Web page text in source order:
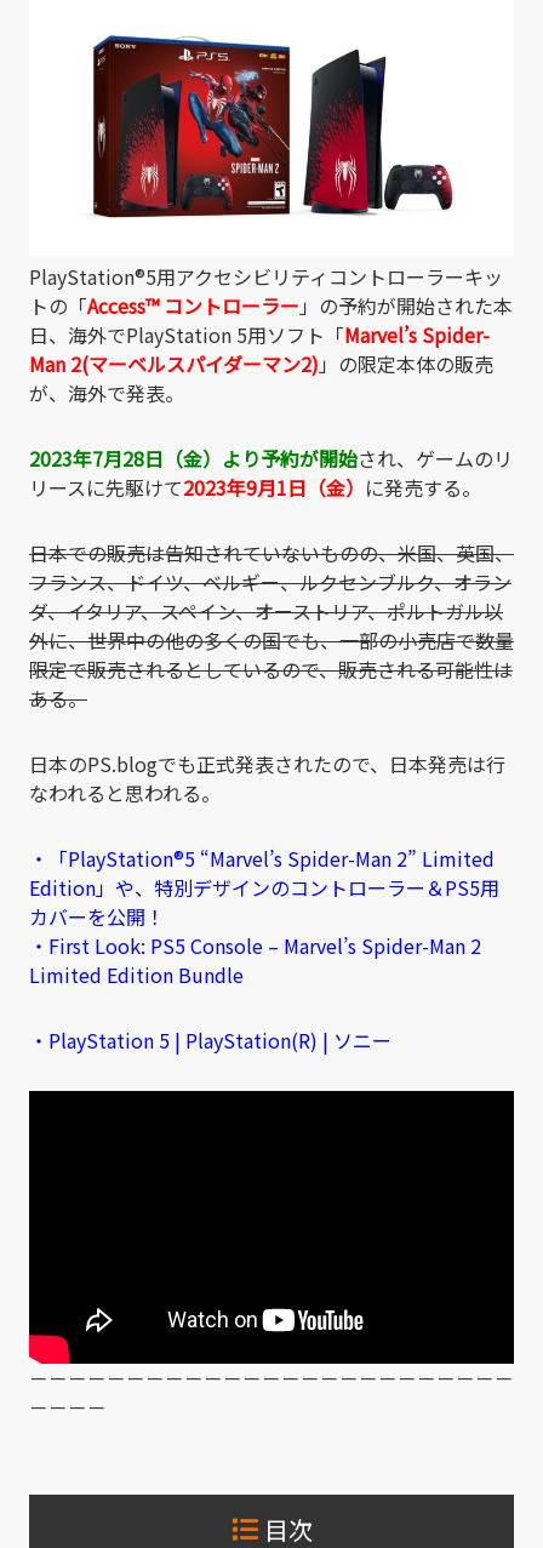
PlayStation®5用アクセシビリティコントローラーキッ
トの「Access™ コントローラー 」の予約が開始された本
日、海外でPlayStation 5用ソフト「Marvel’s Spider-
Man 2(マーベルスパイダーマン2) 」の限定本体の販売
が、海外で発表。
2023年7月28日（金）より予約が開始され、ゲームのリ
リースに先駆けて2023年9月1日（金） に発売する。
日本での販売は告知されていないものの、米国、英国、
フランス、ドイツ、ベルギー、ルクセンブルク、オラン
ダ、イタリア、スペイン、オーストリア、ポルトガル以
外に、世界中の他の多くの国でも、一部の小売店で数量
限定で販売されるとしているので、販売される可能性は
ある。
日本のPS.blogでも正式発表されたので、日本発売は行
なわれると思われる。
・「PlayStation®5 “Marvel’s Spider-Man 2” Limited
Edition」や、特別デザインのコントローラー＆PS5用
カバーを公開！
・First Look: PS5 Console – Marvel’s Spider-Man 2
Limited Edition Bundle
・PlayStation 5 | PlayStation(R) | ソニー
－－－－－－－－－－－－－－－－－－－－－－－－－
－－－－
目次